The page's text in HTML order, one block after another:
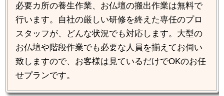
必要カ所の養生作業、お仏壇の搬出作業は無料で
行います。自社の厳しい研修を終えた専任のプロ
スタッフが、どんな状況でも対応します。大型の
お仏壇や階段作業でも必要な人員を揃えてお伺い
致しますので、お客様は見ているだけでOKのお任
せプランです。